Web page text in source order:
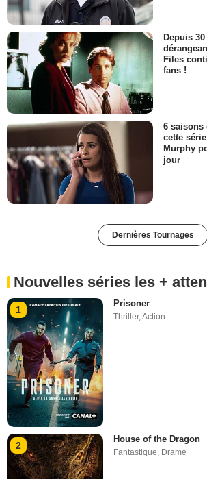
Depuis
Files
fans !
6 saisons
cette
Murphy
jour
Dernières Tournages
Nouvelles séries les +
1
Prisoner
Thriller,Action
2
House of the Dragon
Fantastique, Drame